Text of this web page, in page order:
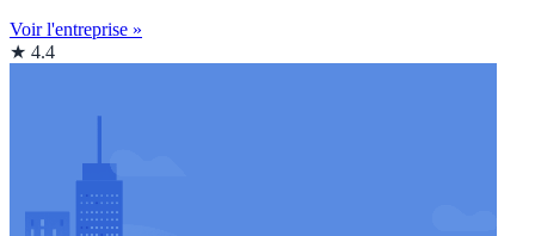
Voir l'entreprise »
★ 4.4